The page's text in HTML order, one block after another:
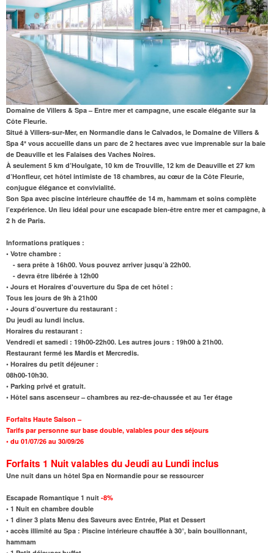
Domaine de Villers & Spa – Entre mer et campagne, une escale élégante sur la
Côte Fleurie.
Situé à Villers-sur-Mer, en Normandie dans le Calvados, le Domaine de Villers &
Spa 4* vous accueille dans un parc de 2 hectares avec vue imprenable sur la baie
de Deauville et les Falaises des Vaches Noires.
À seulement 5 km d’Houlgate, 10 km de Trouville, 12 km de Deauville et 27 km
d’Honfleur, cet hôtel intimiste de 18 chambres, au cœur de la Côte Fleurie,
conjugue élégance et convivialité.
Son Spa avec piscine intérieure chauffée de 14 m, hammam et soins complète
l’expérience. Un lieu idéal pour une escapade bien-être entre mer et campagne, à
2 h de Paris.
Informations pratiques :
• Votre chambre :
- sera prête à 16h00. Vous pouvez arriver jusqu’à 22h00.
- devra être libérée à 12h00
• Jours et Horaires d'ouverture du Spa de cet hôtel :
Tous les jours de 9h à 21h00
• Jours d’ouverture du restaurant :
Du jeudi au lundi inclus.
Horaires du restaurant :
Vendredi et samedi : 19h00-22h00. Les autres jours : 19h00 à 21h00.
Restaurant fermé les Mardis et Mercredis.
• Horaires du petit déjeuner :
08h00-10h30.
• Parking privé et gratuit.
• Hôtel sans ascenseur – chambres au rez-de-chaussée et au 1er étage
Forfaits Haute Saison –
Tarifs par personne sur base double, valables pour des séjours
• du 01/07/26 au 30/09/26
Forfaits 1 Nuit valables du Jeudi au Lundi inclus
Une nuit dans un hôtel Spa en Normandie pour se ressourcer
Escapade Romantique 1 nuit -8%
• 1 Nuit en chambre double
• 1 diner 3 plats Menu des Saveurs avec Entrée, Plat et Dessert
• accès illimité au Spa : Piscine intérieure chauffée à 30°, bain bouillonnant,
hammam